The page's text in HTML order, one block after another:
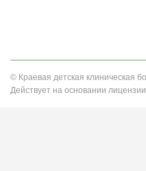
© Краевая детская клиническая
Действует на основании